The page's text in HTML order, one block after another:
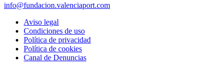
info@fundacion.valenciaport.com
Aviso legal
Condiciones de uso
Política de privacidad
Política de cookies
Canal de Denuncias